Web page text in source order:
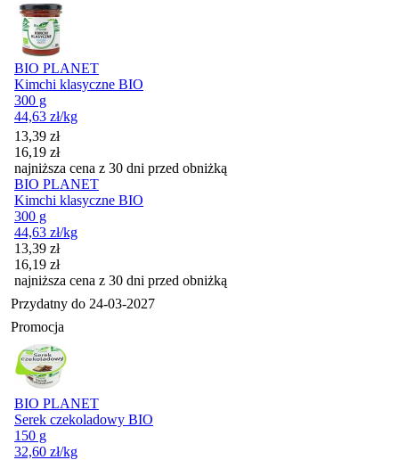
BIO PLANET
Kimchi klasyczne BIO
300 g
44,63 zł/kg
Cena promocyjna
13,39 zł
16,19 zł
najniższa cena z 30 dni przed obniżką
BIO PLANET
Kimchi klasyczne BIO
300 g
44,63 zł/kg
Cena promocyjna
13,39 zł
16,19 zł
najniższa cena z 30 dni przed obniżką
Przydatny do 24-03-2027
Promocja
BIO PLANET
Serek czekoladowy BIO
150 g
32,60 zł/kg